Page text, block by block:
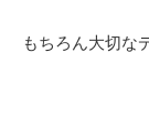
もちろん大切な